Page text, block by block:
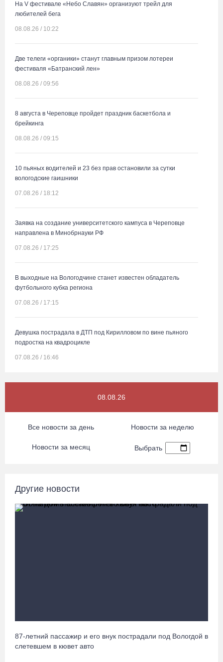
На V фестивале «Небо Славян» организуют трейл для
любителей бега
08.08.26 / 10:22
Две телеги «органики» станут главным призом лотереи
фестиваля «Батранский лен»
08.08.26 / 09:56
8 августа в Череповце пройдет праздник баскетбола и
брейкинга
08.08.26 / 09:15
10 пьяных водителей и 23 без прав остановили за сутки
вологодские гаишники
07.08.26 / 18:12
Заявка на создание университетского кампуса в Череповце
направлена в Минобрнауки РФ
07.08.26 / 17:25
В выходные на Вологодчине станет известен обладатель
футбольного кубка региона
07.08.26 / 17:15
Девушка пострадала в ДТП под Кирилловом по вине пьяного
подростка на квадроцикле
07.08.26 / 16:46
07.08.26 / 15:23
Вологодчина экспортировала в страны ЕС 4,2 тысячи тонн
DDoS-атак за шесть месяцев
08.08.26
Все новости за день Новости за неделю
Новости за месяц Выбрать
Другие новости
87-летний пассажир и его внук пострадали под Вологдой в
слетевшем в кювет авто